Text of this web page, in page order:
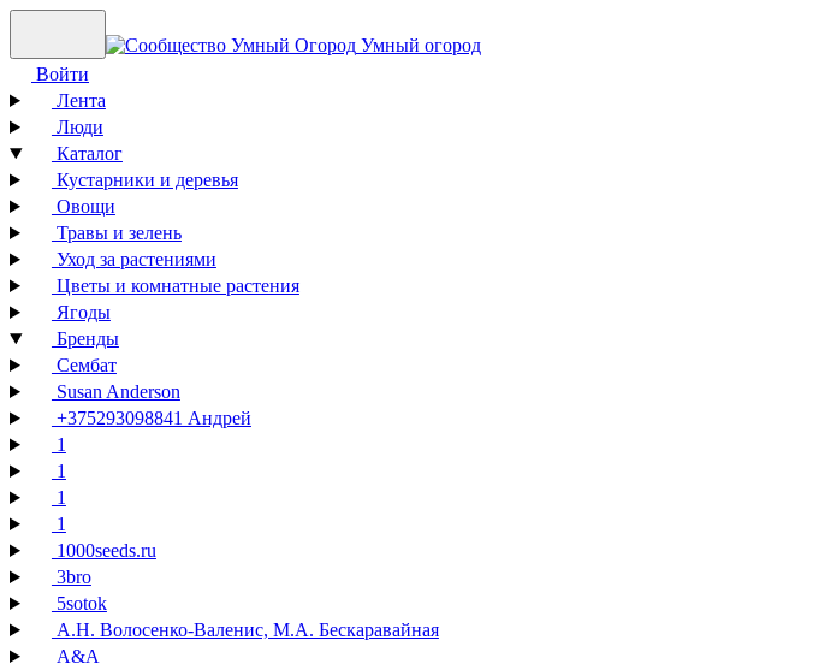
Умный огород
Войти
Лента
Люди
Каталог
Кустарники и деревья
Овощи
Травы и зелень
Уход за растениями
Цветы и комнатные растения
Ягоды
Бренды
Сембат
Susan Anderson
+375293098841 Андрей
1
1
1
1
1000seeds.ru
3bro
5sotok
А.Н. Волосенко-Валенис, М.А. Бескаравайная
А&А